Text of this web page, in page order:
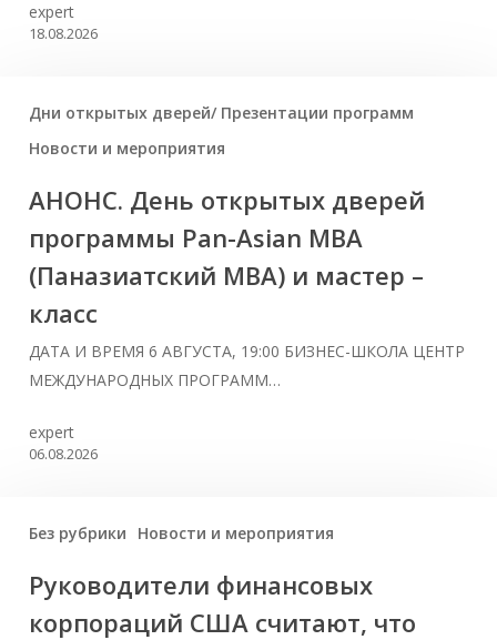
expert
18.08.2026
Дни открытых дверей/ Презентации программ
Новости и мероприятия
АНОНС. День открытых дверей
программы Pan-Asian MBA
(Паназиатский MBA) и мастер –
класс
ДАТА И ВРЕМЯ 6 АВГУСТА, 19:00 БИЗНЕС-ШКОЛА ЦЕНТР
МЕЖДУНАРОДНЫХ ПРОГРАММ…
expert
06.08.2026
Без рубрики Новости и мероприятия
Руководители финансовых
корпораций США считают, что